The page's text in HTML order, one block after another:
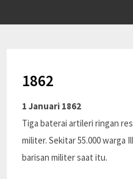
1862
1 Januari 1862
Tiga baterai artileri ringan
militer. Sekitar 55.000 warga
barisan militer saat itu.